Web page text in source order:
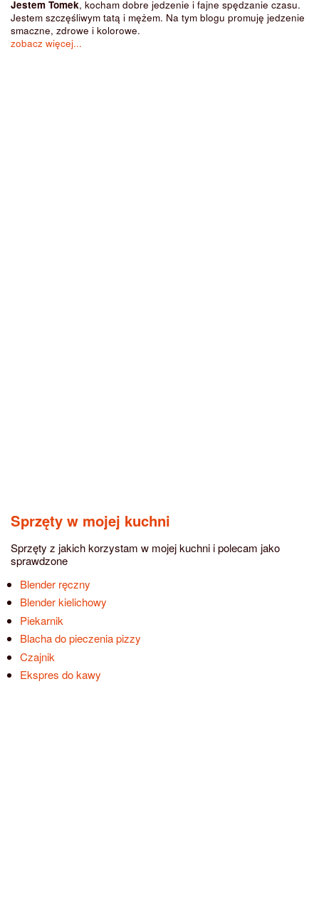
Jestem Tomek, kocham dobre jedzenie i fajne spędzanie czasu.
Jestem szczęśliwym tatą i mężem. Na tym blogu promuję jedzenie
smaczne, zdrowe i kolorowe.
zobacz więcej...
Sprzęty w mojej kuchni
Sprzęty z jakich korzystam w mojej kuchni i polecam jako
sprawdzone
Blender ręczny
Blender kielichowy
Piekarnik
Blacha do pieczenia pizzy
Czajnik
Ekspres do kawy